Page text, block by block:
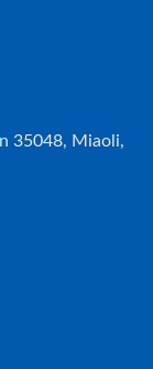
35048, Miaoli,